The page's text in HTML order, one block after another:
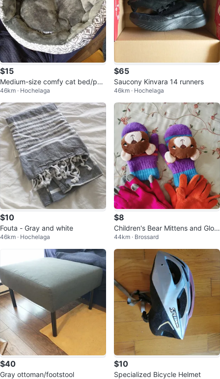
$15
Medium-size comfy cat bed/pet
bed
46km · Hochelaga
$65
Saucony Kinvara 14 runners
46km · Hochelaga
$10
Fouta - Gray and white
46km · Hochelaga
$8
Children's Bear Mittens and Glov
es Set
44km · Brossard
$40
Gray ottoman/footstool
$10
Specialized Bicycle Helmet